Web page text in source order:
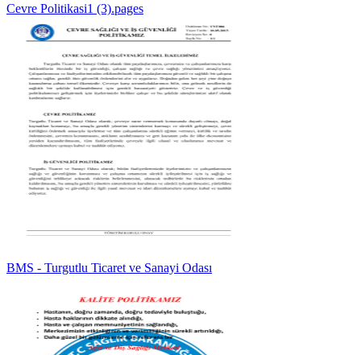
Cevre Politikasi1 (3).pages
BMS - Turgutlu Ticaret ve Sanayi Odası